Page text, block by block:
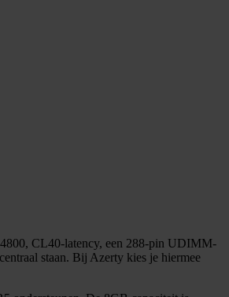
CL40-latency, een 288-pin UDIMM-
staan. Bij Azerty kies je hiermee